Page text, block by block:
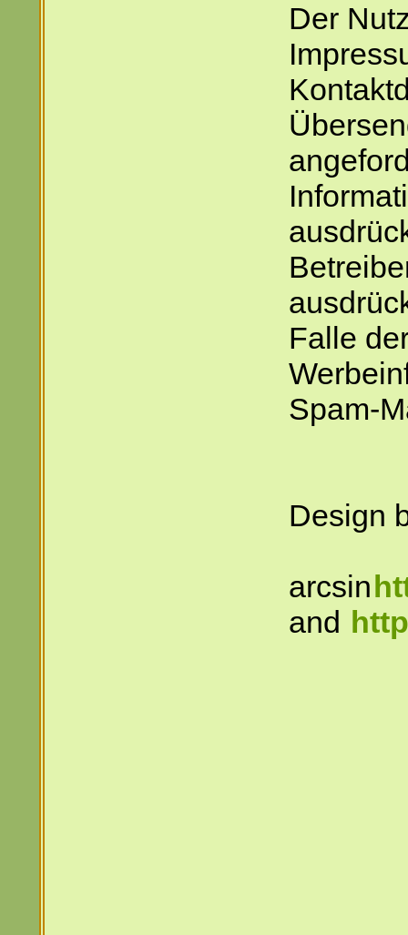
Der
Falle
Spam-
Design
arcsin
and